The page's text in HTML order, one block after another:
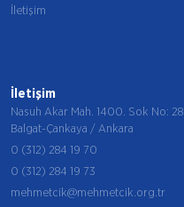
İletişim
İletişim
Nasuh Akar Mah. 1400. Sok No: 28
Balgat-Çankaya / Ankara
0 (312) 284 19 70
0 (312) 284 19 73
mehmetcik@mehmetcik.org.tr